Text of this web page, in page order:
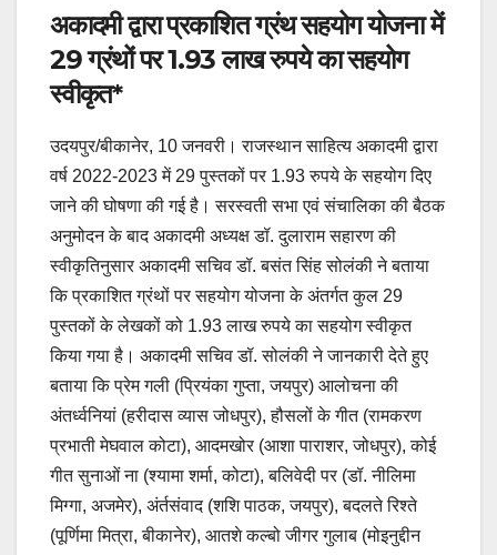
अकादमी द्वारा प्रकाशित ग्रंथ सहयोग योजना में
29 ग्रंथों पर 1.93 लाख रुपये का सहयोग
स्वीकृत*
उदयपुर/बीकानेर, 10 जनवरी। राजस्थान साहित्य अकादमी द्वारा
वर्ष 2022-2023 में 29 पुस्तकों पर 1.93 रुपये के सहयोग दिए
जाने की घोषणा की गई है। सरस्वती सभा एवं संचालिका की बैठक
अनुमोदन के बाद अकादमी अध्यक्ष डॉ. दुलाराम सहारण की
स्वीकृतिनुसार अकादमी सचिव डॉ. बसंत सिंह सोलंकी ने बताया
कि प्रकाशित ग्रंथों पर सहयोग योजना के अंतर्गत कुल 29
पुस्तकों के लेखकों को 1.93 लाख रुपये का सहयोग स्वीकृत
किया गया है। अकादमी सचिव डॉ. सोलंकी ने जानकारी देते हुए
बताया कि प्रेम गली (प्रियंका गुप्ता, जयपुर) आलोचना की
अंतर्ध्वनियां (हरीदास व्यास जोधपुर), हौसलों के गीत (रामकरण
प्रभाती मेघवाल कोटा), आदमखोर (आशा पाराशर, जोधपुर), कोई
गीत सुनाओं ना (श्यामा शर्मा, कोटा), बलिवेदी पर (डॉ. नीलिमा
मिग्गा, अजमेर), अंर्तसंवाद (शशि पाठक, जयपुर), बदलते रिश्ते
(पूर्णिमा मित्रा, बीकानेर), आतशे कल्बो जीगर गुलाब (मोइनुद्दीन